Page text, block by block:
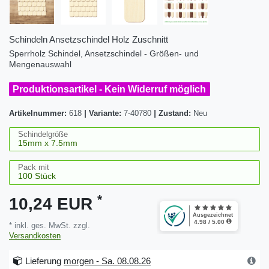
Schindeln Ansetzschindel Holz Zuschnitt
Sperrholz Schindel, Ansetzschindel - Größen- und
Mengenauswahl
Produktionsartikel - Kein Widerruf möglich
Artikelnummer: 618 Variante: 7-40780 Zustand: Neu
Schindelgröße
Pack mit
10,24 EUR *
* inkl. ges. MwSt. zzgl.
Versandkosten
Lieferung morgen - Sa. 08.08.26